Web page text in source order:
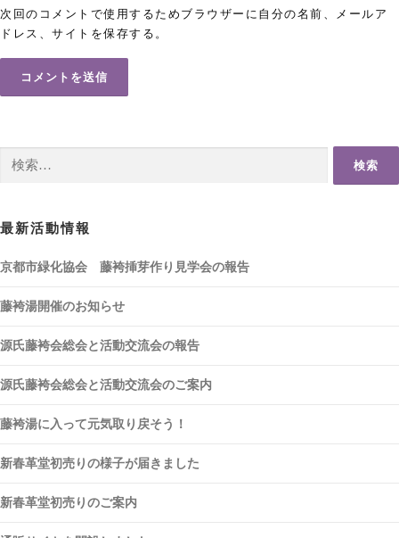
次回のコメントで使用するためブラウザーに自分の名前、メールア
ドレス、サイトを保存する。
最新活動情報
京都市緑化協会 藤袴挿芽作り見学会の報告
藤袴湯開催のお知らせ
源氏藤袴会総会と活動交流会の報告
源氏藤袴会総会と活動交流会のご案内
藤袴湯に入って元気取り戻そう！
新春革堂初売りの様子が届きました
新春革堂初売りのご案内